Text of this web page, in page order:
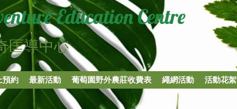
Education Centre
匡導中心
預約 最新活動 葡萄園野外農莊收費表 繩網活動 活動花絮